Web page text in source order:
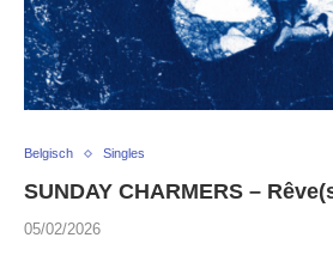
Belgisch Singles
SUNDAY CHARMERS –
05/02/2026